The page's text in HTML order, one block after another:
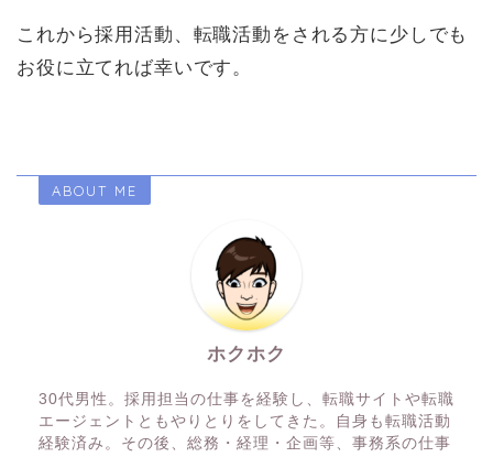
これから採用活動、転職活動をされる方に少しでも
お役に立てれば幸いです。
ABOUT ME
ホクホク
30代男性。採用担当の仕事を経験し、転職サイトや転職
エージェントともやりとりをしてきた。自身も転職活動
経験済み。その後、総務・経理・企画等、事務系の仕事